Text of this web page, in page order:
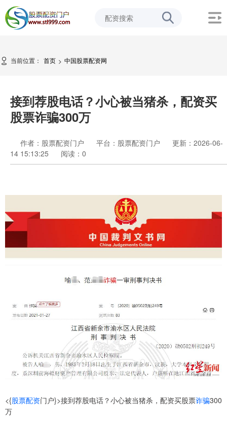
当前位置： 首页 > 中国股票配资网
接到荐股电话？小心被当猪杀，配资买
股票诈骗300万
作者：股票配资门户 平台：股票配资门户
更新：2026-06-
14 15:13:25
阅读： 0
<{股票配资门户}>接到荐股电话？小心被当猪杀，配资买股票诈骗300
万